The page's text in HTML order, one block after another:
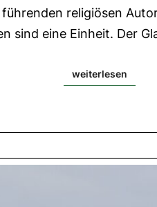
2b.8-
2.
Thess
2,7b-
religiösen
sind eine Einheit. Der
weiterlesen